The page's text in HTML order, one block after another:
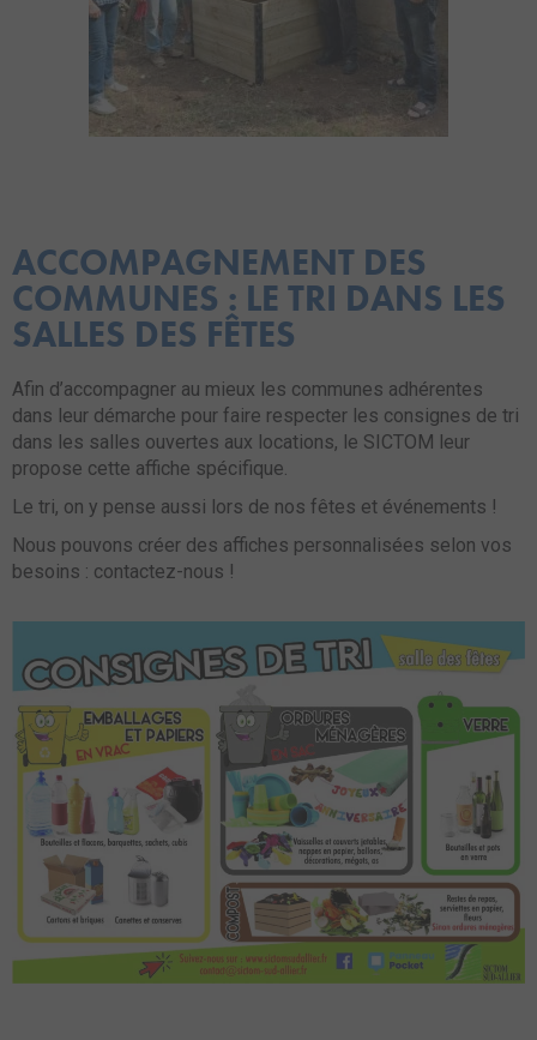
ACCOMPAGNEMENT DES
COMMUNES : LE TRI DANS LES
SALLES DES FÊTES
Afin d’accompagner au mieux les communes adhérentes
dans leur démarche pour faire respecter les consignes de tri
dans les salles ouvertes aux locations, le SICTOM leur
propose cette affiche spécifique.
Le tri, on y pense aussi lors de nos fêtes et événements !
Nous pouvons créer des affiches personnalisées selon vos
besoins : contactez-nous !